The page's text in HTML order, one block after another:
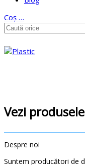
Coș …
Vezi
Despre noi
Suntem producători de